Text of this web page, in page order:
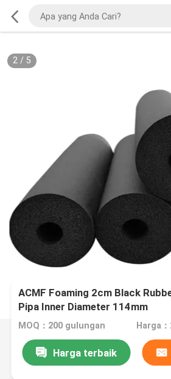
2/ 5
ACMF Foaming 2cm Black
Pipa Inner Diameter 114mm
MOQ：200 gulungan
Harga terbaik